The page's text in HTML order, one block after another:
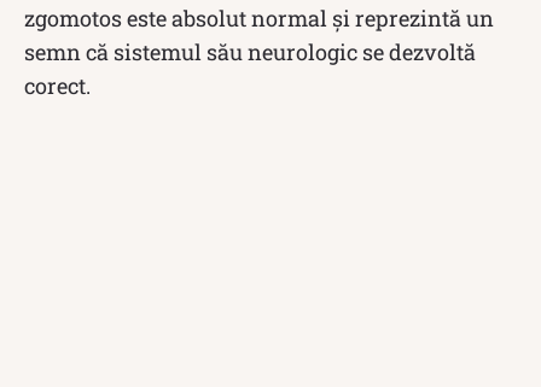
zgomotos este absolut normal și reprezintă un
semn că sistemul său neurologic se dezvoltă
corect.